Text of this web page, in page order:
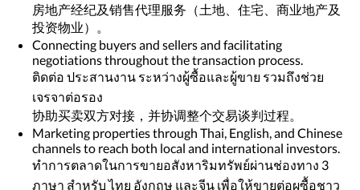
房地产经纪及销售代理服务（土地、住宅、商业地产及
投资物业）。
Connecting buyers and sellers and facilitating
negotiations throughout the transaction process.
ติดต่อ ประสานงาน ระหว่างผู้ซื้อและผู้ขาย รวมถึงช่วย
เจรจาต่อรอง
协助买卖双方对接，并协调整个交易谈判过程。
Marketing properties through Thai, English, and Chinese
channels to reach both local and international investors.
ทำการตลาดในการขายอสังหาริมทรัพย์ผ่านช่องทาง 3
ภาษา สำหรับ ไทย อังกฤษ และจีน เพื่อให้ขายต่อผูซื้อชาว